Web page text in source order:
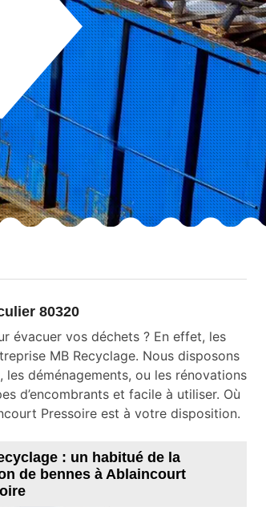
80320
évacuer vos déchets ? En effet, les
MB Recyclage. Nous disposons
déménagements, ou les rénovations
d’encombrants et facile à utiliser. Où
Pressoire est à votre disposition.
: un habitué de la
de bennes à Ablaincourt